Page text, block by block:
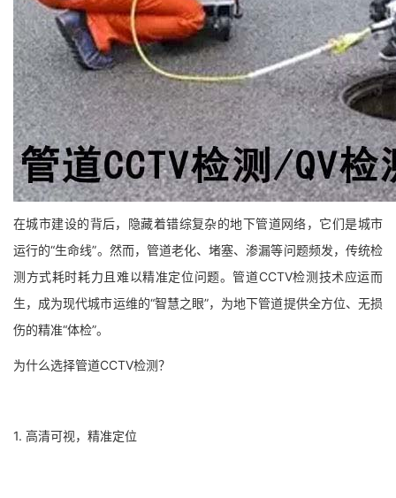
在城市建设的背后，隐藏着错综复杂的地下管道网络，它们是城市
运行的“生命线”。然而，管道老化、堵塞、渗漏等问题频发，传统检
测方式耗时耗力且难以精准定位问题。管道CCTV检测技术应运而
生，成为现代城市运维的“智慧之眼”，为地下管道提供全方位、无损
伤的精准“体检”。
为什么选择管道CCTV检测？
1. 高清可视，精准定位